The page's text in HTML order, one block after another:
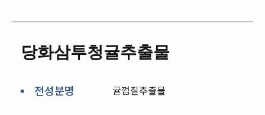
당화삼투청귤추출물
전성분명 귤껍질추출물